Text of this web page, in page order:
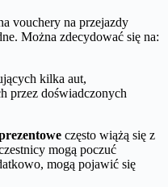
vouchery na przejazdy
Można zdecydować się na:
kilka aut,
przez doświadczonych
często wiążą się z
mogą poczuć
mogą pojawić się